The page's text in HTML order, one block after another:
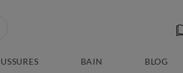
BAIN BLOG